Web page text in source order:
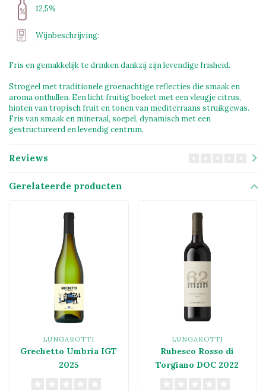
12,5%
Wijnbeschrijving:
Fris en gemakkelijk te drinken dankzij zijn levendige frisheid.
Strogeel met traditionele groenachtige reflecties die smaak en
aroma onthullen. Een licht fruitig boeket met een vleugje citrus,
hinten van tropisch fruit en tonen van mediterraans struikgewas.
Fris van smaak en mineraal, soepel, dynamisch met een
gestructureerd en levendig centrum.
Reviews
Gerelateerde producten
LUNGAROTTI
Grechetto Umbria IGT
2025
LUNGAROTTI
Rubesco Rosso di
Torgiano DOC 2022